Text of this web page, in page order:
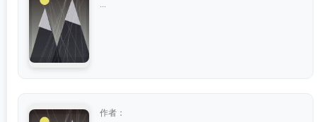
作者：